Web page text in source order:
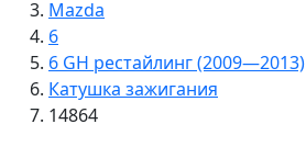
Mazda
6
6 GH рестайлинг (2009—2013)
Катушка зажигания
14864